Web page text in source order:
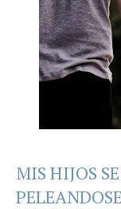
MIS HIJOS
PELEANDOSE